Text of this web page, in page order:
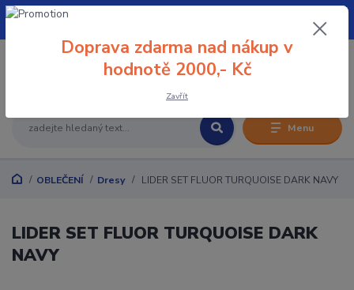
Menu
+420 608 032 114
OBLEČENÍ Dresy LIDER SET FLUOR TURQUOISE DARK NAVY
LIDER SET FLUOR TURQUOISE DARK
NAVY
Doprava zdarma nad nákup v
hodnotě 2000,- Kč
Zavřít